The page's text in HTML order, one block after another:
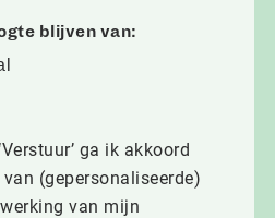
blijven van:
ga ik akkoord
(gepersonaliseerde)
van mijn